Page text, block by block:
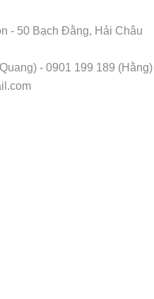
- 50 Bạch Đằng, Hải Châu
- 0901 199 189 (Hằng)